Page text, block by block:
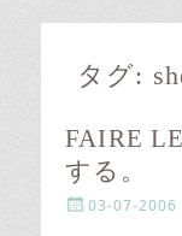
タグ:
FAIRE
する。
P
03-07-2006